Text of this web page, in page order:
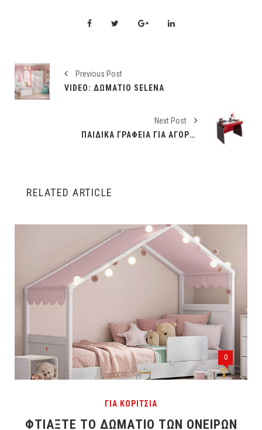
Previous Post
VIDEO: ΔΩΜΆΤΙΟ SELENA
Next Post
ΠΑΙΔΙΚΆ ΓΡΑΦΕΊΑ ΓΙΑ ΑΓΌΡΙΑ ΑΠΌ 134€
RELATED ARTICLE
0
ΓΙΑ ΚΟΡΙΤΣΙΑ
ΦΤΙΆΞΤΕ ΤΟ ΔΩΜΆΤΙΟ ΤΩΝ ΟΝΕΊΡΩΝ